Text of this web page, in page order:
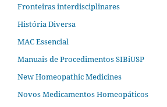
Fronteiras interdisciplinares
História Diversa
MAC Essencial
Manuais de Procedimentos SIBiUSP
New Homeopathic Medicines
Novos Medicamentos Homeopáticos